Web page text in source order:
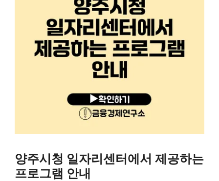
양주시청 일자리센터에서 제공하는
프로그램 안내